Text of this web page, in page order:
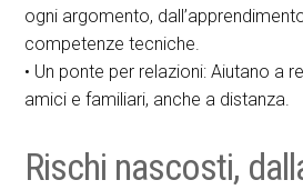
ogni argomento,
competenze tecniche.
• Un ponte per relazioni: Aiutano a
amici e familiari, anche a distanza.
Rischi nascosti,